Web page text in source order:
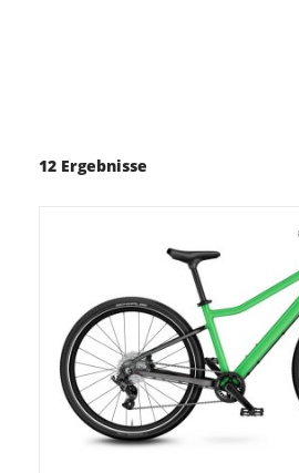
12 Ergebnisse